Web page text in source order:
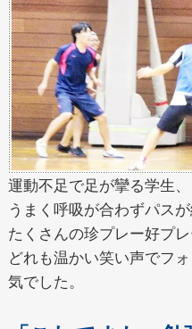
運動不足で足が攣る学生、
うまく呼吸が合わずパスが
たくさんの珍プレー好プレ
どれも温かい笑い声でフ
気でした。